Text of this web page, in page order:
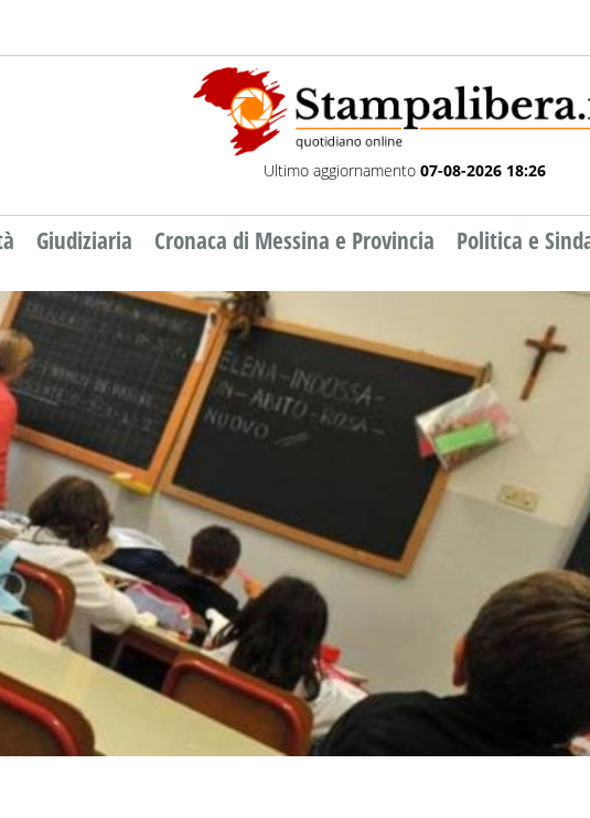
Ultimo aggiornamento 07-08-2026 18:26
Giudiziaria Cronaca di Messina e Provincia Politica e